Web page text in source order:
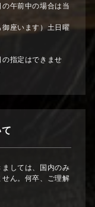
午前中の場合は当
御座います）土日曜
指定はできませ
しては、国内のみ
ん。何卒、ご理解